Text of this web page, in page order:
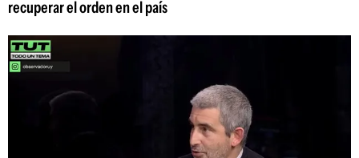
recuperar el orden en el país